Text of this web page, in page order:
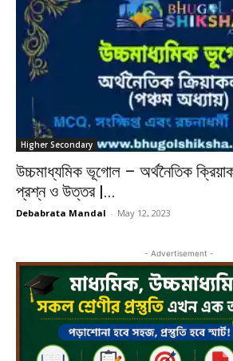
Higher Secondary
উচ্চমাধ্যমিক ভূগোল – অর্থনৈতিক
প্রশ্ন ও উত্তর |...
Debabrata Mandal - May 12, 2023
- Advertisement -